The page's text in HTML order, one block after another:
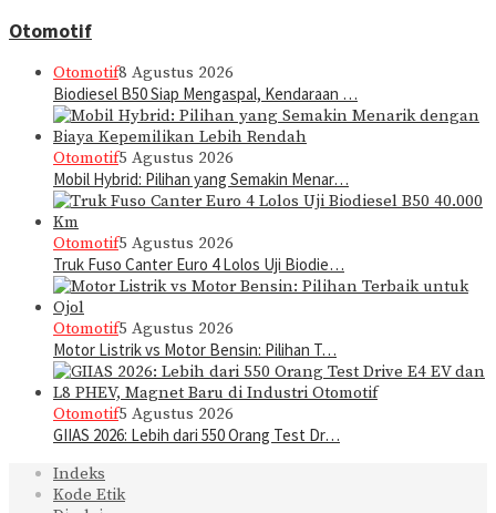
Otomotif
Otomotif8 Agustus 2026
Biodiesel B50 Siap Mengaspal, Kendaraan …
Otomotif5 Agustus 2026
Mobil Hybrid: Pilihan yang Semakin Menar…
Otomotif5 Agustus 2026
Truk Fuso Canter Euro 4 Lolos Uji Biodie…
Otomotif5 Agustus 2026
Motor Listrik vs Motor Bensin: Pilihan T…
Otomotif5 Agustus 2026
GIIAS 2026: Lebih dari 550 Orang Test Dr…
Indeks
Kode Etik